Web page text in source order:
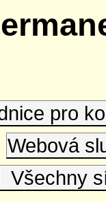
pro
Webová
Všechny